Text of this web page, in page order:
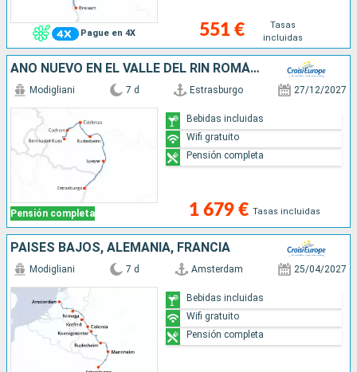
Pague en 4X 551 €
Tasas
incluidas
AÑO NUEVO EN EL VALLE DEL RIN ROMÁNTICO Y EL MOSELA (FORMULA PUERTO/PUERTO)
Pensión completa
Modigliani 7 d Estrasburgo 27/12/2027
1 679 € Tasas incluidas
Bebidas incluidas
Wifi gratuito
Pensión completa
PAISES BAJOS, ALEMANIA, FRANCIA
Modigliani 7 d Amsterdam 25/04/2027
Bebidas incluidas
Wifi gratuito
Pensión completa